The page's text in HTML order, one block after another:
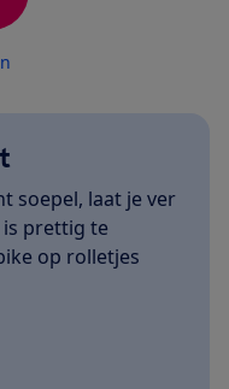
soepel, laat je ver
prettig te
op rolletjes